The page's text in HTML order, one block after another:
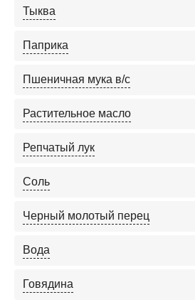
Тыква
Паприка
Пшеничная мука в/с
Растительное масло
Репчатый лук
Соль
Черный молотый перец
Вода
Говядина